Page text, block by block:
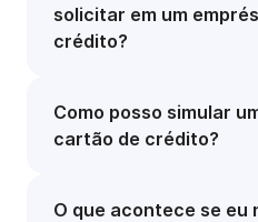
solicitar em um
crédito?
Como posso simular
cartão de crédito?
O que acontece se eu